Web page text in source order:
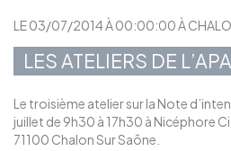
LE 03/07/2014 À 00:00:00 À
LES ATELIERS DE
Le troisième atelier sur la Note
juillet de 9h30 à 17h30 à Nicéphore
71100 Chalon Sur Saône.